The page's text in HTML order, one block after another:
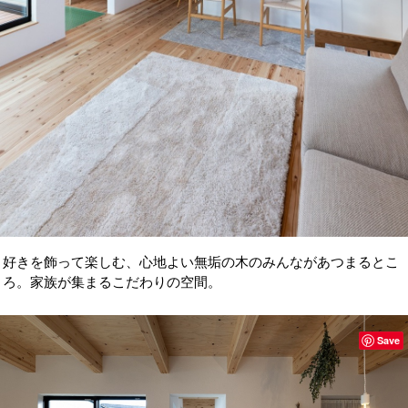
好きを飾って楽しむ、心地よい無垢の木のみんながあつまるとこ
ろ。家族が集まるこだわりの空間。
Save